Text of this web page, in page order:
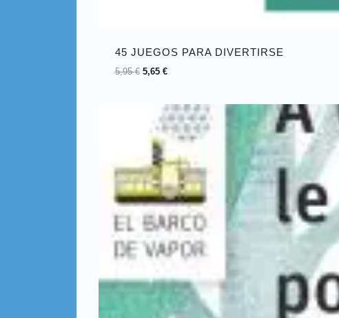
45 JUEGOS PARA DIVERTIRSE
5,95€ 5,65 €